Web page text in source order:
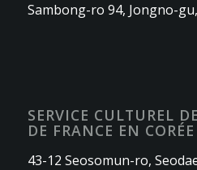
Sambong-ro 94, Jongno-
SERVICE CULTUREL
DE FRANCE EN CORÉE
43-12 Seosomun-ro,